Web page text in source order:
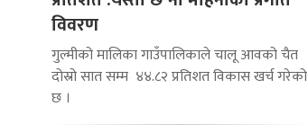
विवरण
गुल्मीको मालिका गाउँपालिकाले चालू आवको चैत
दोस्रो सात सम्म ४४.८२ प्रतिशत विकास खर्च गरेको
छ ।